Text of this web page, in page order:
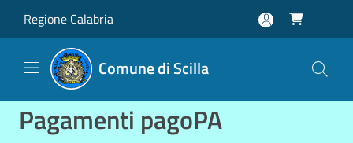
Regione Calabria 
Comune di Scilla
Pagamenti pagoPA